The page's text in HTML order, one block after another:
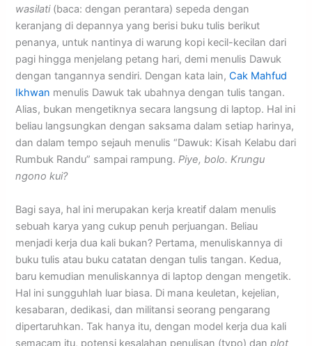
wasilati(baca: dengan perantara) sepeda dengan
keranjang di depannya yang berisi buku tulis berikut
penanya, untuk nantinya di warung kopi kecil-kecilan dari
pagi hingga menjelang petang hari, demi menulis Dawuk
dengan tangannya sendiri. Dengan kata lain,Cak Mahfud
Ikhwan menulis Dawuk tak ubahnya dengan tulis tangan.
Alias, bukan mengetiknya secara langsung di laptop. Hal ini
beliau langsungkan dengan saksama dalam setiap harinya,
dan dalam tempo sejauh menulis “Dawuk: Kisah Kelabu dari
Rumbuk Randu” sampai rampung.Piye, bolo. Krungu
ngono kui?
Bagi saya, hal ini merupakan kerja kreatif dalam menulis
sebuah karya yang cukup penuh perjuangan. Beliau
menjadi kerja dua kali bukan? Pertama, menuliskannya di
buku tulis atau buku catatan dengan tulis tangan. Kedua,
baru kemudian menuliskannya di laptop dengan mengetik.
Hal ini sungguhlah luar biasa. Di mana keuletan, kejelian,
kesabaran, dedikasi, dan militansi seorang pengarang
dipertaruhkan. Tak hanya itu, dengan model kerja dua kali
semacam itu, potensi kesalahan penulisan (typo) danplot